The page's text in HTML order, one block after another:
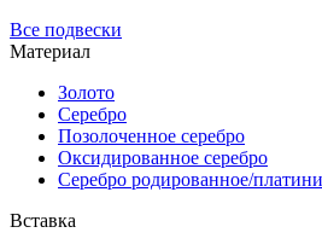
Все подвески
Материал
Золото
Серебро
Позолоченное серебро
Оксидированное серебро
Серебро родированное/
Вставка